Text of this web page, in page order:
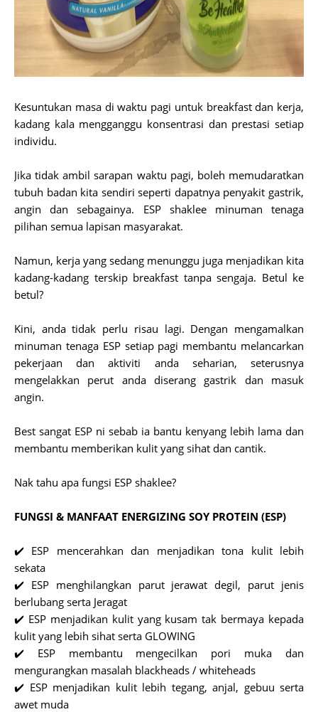
Kesuntukan masa di waktu pagi untuk breakfast dan kerja,
kadang kala mengganggu konsentrasi dan prestasi setiap
individu.
Jika tidak ambil sarapan waktu pagi, boleh memudaratkan
tubuh badan kita sendiri seperti dapatnya penyakit gastrik,
angin dan sebagainya. ESP shaklee minuman tenaga
pilihan semua lapisan masyarakat.
Namun, kerja yang sedang menunggu juga menjadikan kita
kadang-kadang terskip breakfast tanpa sengaja. Betul ke
betul?
Kini, anda tidak perlu risau lagi. Dengan mengamalkan
minuman tenaga ESP setiap pagi membantu melancarkan
pekerjaan dan aktiviti anda seharian, seterusnya
mengelakkan perut anda diserang gastrik dan masuk
angin.
Best sangat ESP ni sebab ia bantu kenyang lebih lama dan
membantu memberikan kulit yang sihat dan cantik.
Nak tahu apa fungsi ESP shaklee?
FUNGSI & MANFAAT ENERGIZING SOY PROTEIN (ESP)
✔️ ESP mencerahkan dan menjadikan tona kulit lebih
sekata
✔️ ESP menghilangkan parut jerawat degil, parut jenis
berlubang serta Jeragat
✔️ ESP menjadikan kulit yang kusam tak bermaya kepada
kulit yang lebih sihat serta GLOWING
✔️ ESP membantu mengecilkan pori muka dan
mengurangkan masalah blackheads / whiteheads
✔️ ESP menjadikan kulit lebih tegang, anjal, gebuu serta
awet muda